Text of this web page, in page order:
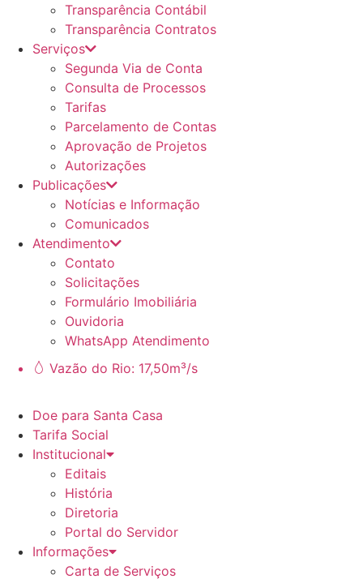
Transparência Contábil
Transparência Contratos
Serviços
Segunda Via de Conta
Consulta de Processos
Tarifas
Parcelamento de Contas
Aprovação de Projetos
Autorizações
Publicações
Notícias e Informação
Comunicados
Atendimento
Contato
Solicitações
Formulário Imobiliária
Ouvidoria
WhatsApp Atendimento
Vazão do Rio: 17,50m³/s
Doe para Santa Casa
Tarifa Social
Institucional
Editais
História
Diretoria
Portal do Servidor
Informações
Carta de Serviços